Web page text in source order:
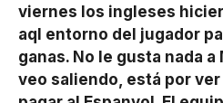
viernes los ingleses
aql entorno del jugador
ganas. No le gusta nada
veo saliendo, está por